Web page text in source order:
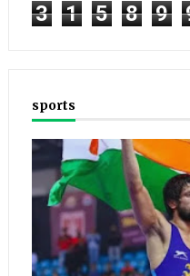
3 1 5 8 9
sports